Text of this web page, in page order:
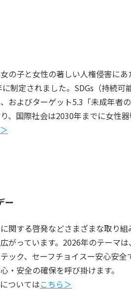
の子と女性の著しい人権侵害に
制定されました。SDGs（持続
およびターゲット5.3「未成年者
、国際社会は2030年までに女性
ー
関する啓発などさまざまな取り
がっています。2026年のテー
ック、セーフチョイスー安心安
・安全の確保を呼び掛けます。
ついてはこちら＞